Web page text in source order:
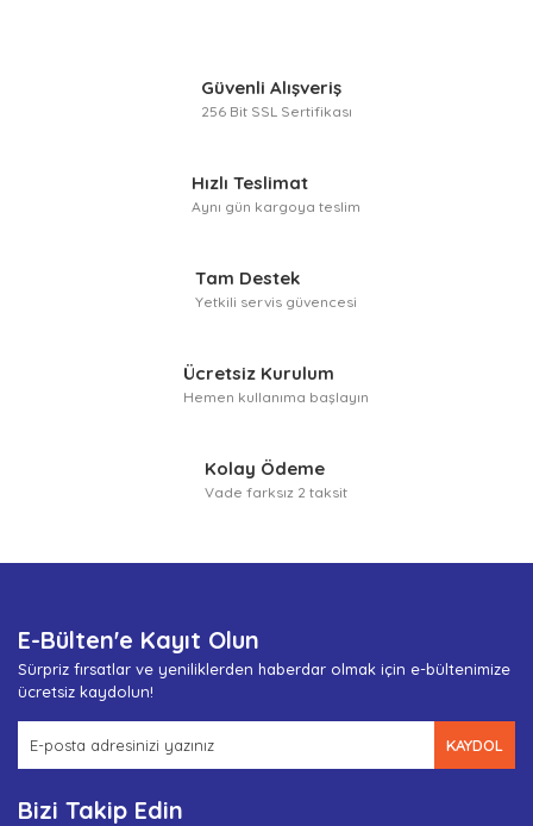
Güvenli Alışveriş
256 Bit SSL Sertifikası
Hızlı Teslimat
Aynı gün kargoya teslim
Tam Destek
Yetkili servis güvencesi
Ücretsiz Kurulum
Hemen kullanıma başlayın
Kolay Ödeme
Vade farksız 2 taksit
E-Bülten'e Kayıt Olun
Sürpriz fırsatlar ve yeniliklerden haberdar olmak için e-bültenimize
ücretsiz kaydolun!
KAYDOL
Bizi Takip Edin